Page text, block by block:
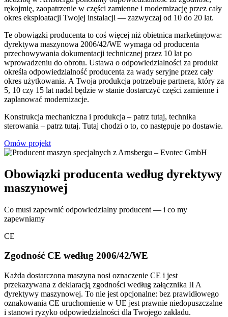
rękojmię, zaopatrzenie w części zamienne i modernizację przez cały
okres eksploatacji Twojej instalacji — zazwyczaj od 10 do 20 lat.
Te obowiązki producenta to coś więcej niż obietnica marketingowa:
dyrektywa maszynowa 2006/42/WE wymaga od producenta
przechowywania dokumentacji technicznej przez 10 lat po
wprowadzeniu do obrotu. Ustawa o odpowiedzialności za produkt
określa odpowiedzialność producenta za wady seryjne przez cały
okres użytkowania. A Twoja produkcja potrzebuje partnera, który za
5, 10 czy 15 lat nadal będzie w stanie dostarczyć części zamienne i
zaplanować modernizacje.
Konstrukcja mechaniczna i produkcja – patrz tutaj, technika
sterowania – patrz tutaj. Tutaj chodzi o to, co następuje po dostawie.
Omów projekt
Obowiązki producenta według dyrektywy
maszynowej
Co musi zapewnić odpowiedzialny producent — i co my
zapewniamy
CE
Zgodność CE według 2006/42/WE
Każda dostarczona maszyna nosi oznaczenie CE i jest
przekazywana z deklaracją zgodności według załącznika II A
dyrektywy maszynowej. To nie jest opcjonalne: bez prawidłowego
oznakowania CE uruchomienie w UE jest prawnie niedopuszczalne
i stanowi ryzyko odpowiedzialności dla Twojego zakładu.